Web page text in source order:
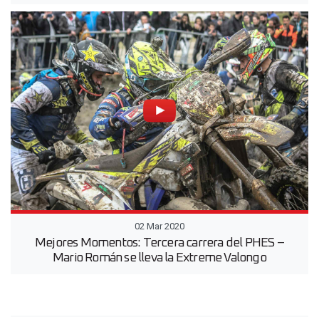
02 Mar 2020
Mejores Momentos: Tercera carrera del PHES –
Mario Román se lleva la Extreme Valongo